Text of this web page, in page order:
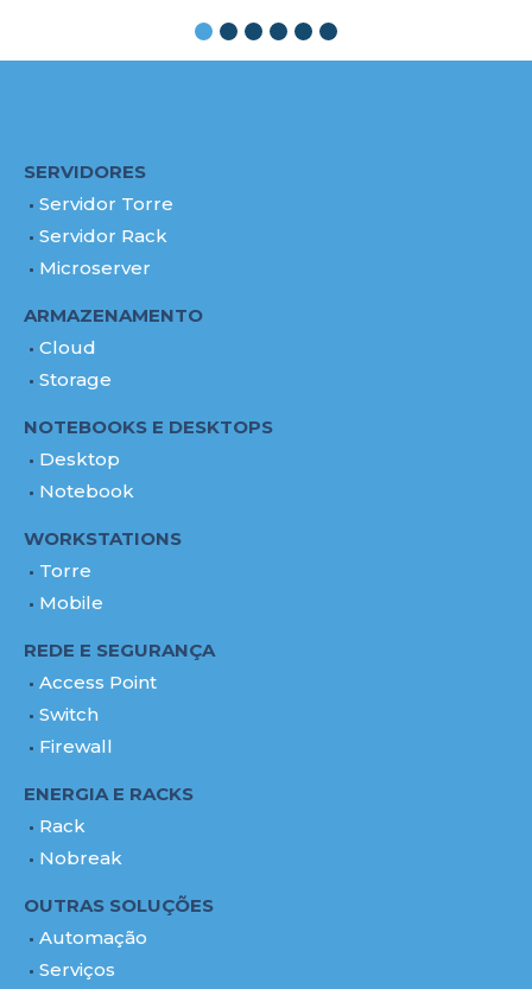
SERVIDORES
Servidor Torre
Servidor Rack
Microserver
ARMAZENAMENTO
Cloud
Storage
NOTEBOOKS E DESKTOPS
Desktop
Notebook
WORKSTATIONS
Torre
Mobile
REDE E SEGURANÇA
Access Point
Switch
Firewall
ENERGIA E RACKS
Rack
Nobreak
OUTRAS SOLUÇÕES
Automação
Serviços